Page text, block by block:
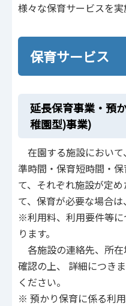
様々な保育サービスを実
保育サービス
延長保育事業・預
稚園型)事業)
在園する施設におい
準時間・保育短時間・
て、それぞれ施設が定
て、保育が必要な場合は
※利用料、利用要件等
ります。
各施設の連絡先、所在
確認の上、 詳細につき
ください。
※ 預かり保育に係る利